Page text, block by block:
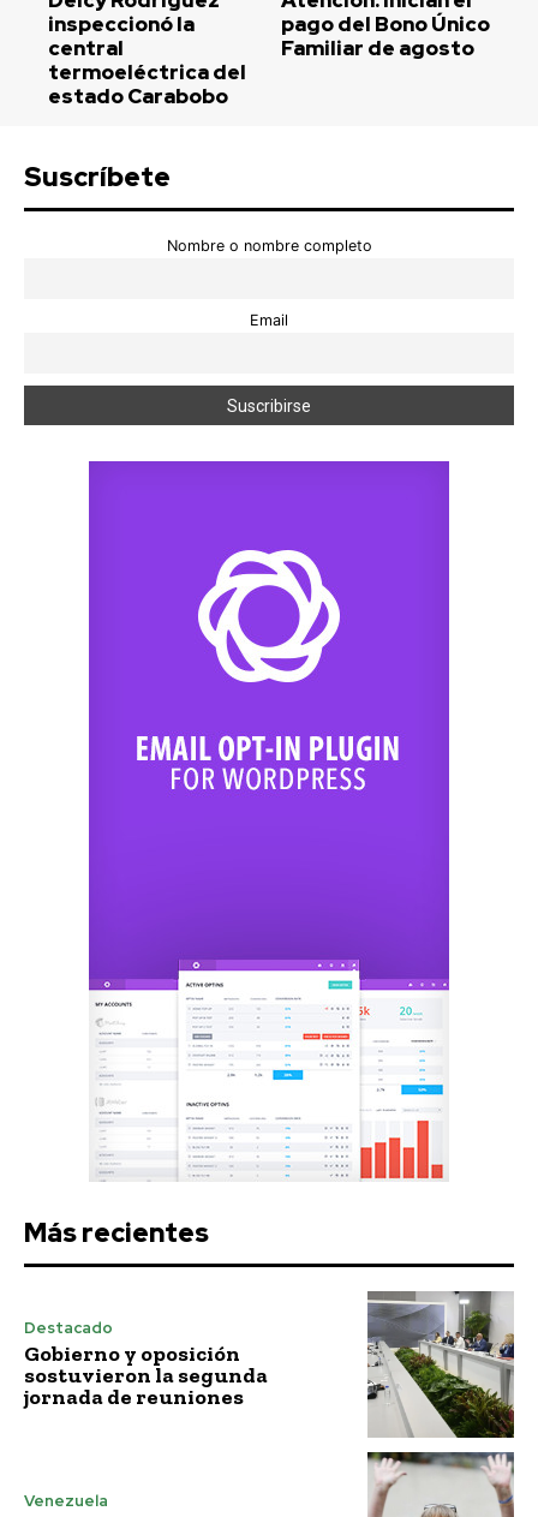
inspeccionó la
central
termoeléctrica del
estado Carabobo
pago del Bono Único
Familiar de agosto
Suscríbete
Nombre o nombre completo
Email
Más recientes
Destacado
Gobierno y oposición
sostuvieron la segunda
jornada de reuniones
Venezuela